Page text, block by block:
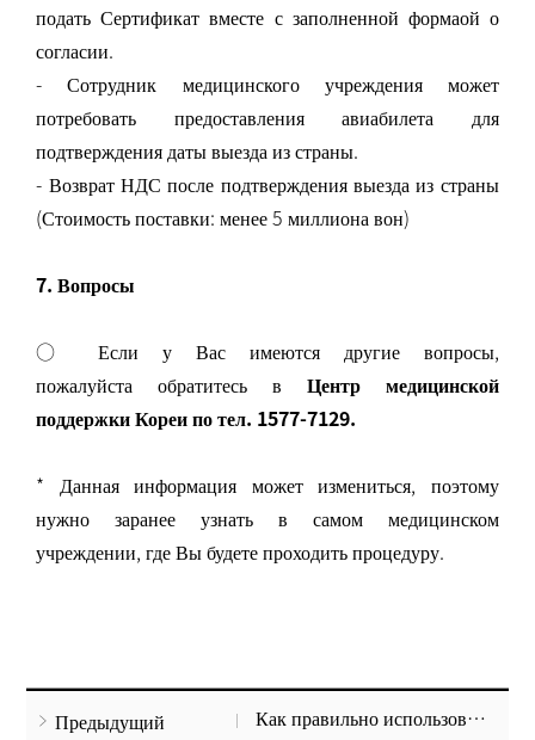
подать Сертификат вместе с заполненной формаой о
согласии.
- Сотрудник медицинского учреждения может
потребовать предоставления авиабилета для
подтверждения даты выезда из страны.
- Возврат НДС после подтверждения выезда из страны
(Стоимость поставки: менее 5 миллиона вон)
7. Вопросы
○ Если у Вас имеются другие вопросы,
пожалуйста обратитесь в Центр медицинской
поддержкиКореи по тел. 1577-7129.
* Данная информация может измениться, поэтому
нужно заранее узнать в самом медицинском
учреждении, где Вы будете проходить процедуру.
Предыдущий Как правильно использовать медицинский термометр